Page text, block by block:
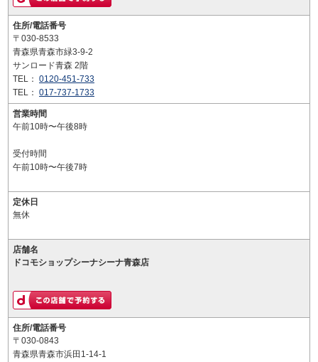
住所/電話番号
〒030-8533
青森県青森市緑3-9-2
サンロード青森 2階
TEL： 0120-451-733
TEL： 017-737-1733
営業時間
午前10時〜午後8時
受付時間
午前10時〜午後7時
定休日
無休
店舗名
ドコモショップシーナシーナ青森店
住所/電話番号
〒030-0843
青森県青森市浜田1-14-1